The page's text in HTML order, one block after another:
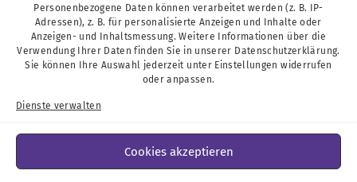
Personenbezogene Daten können verarbeitet werden (z. B. IP-
Adressen), z. B. für personalisierte Anzeigen und Inhalte oder
Anzeigen- und Inhaltsmessung. Weitere Informationen über die
Verwendung Ihrer Daten finden Sie in unserer Datenschutzerklärung.
Sie können Ihre Auswahl jederzeit unter Einstellungen widerrufen
oder anpassen.
Dienste verwalten
Cookies akzeptieren